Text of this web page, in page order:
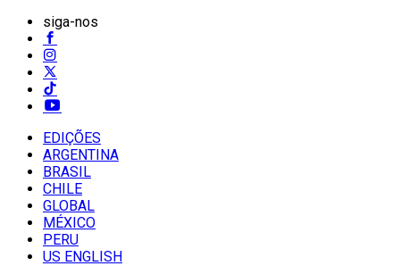
siga-nos
EDIÇÕES
ARGENTINA
BRASIL
CHILE
GLOBAL
MÉXICO
PERU
US ENGLISH